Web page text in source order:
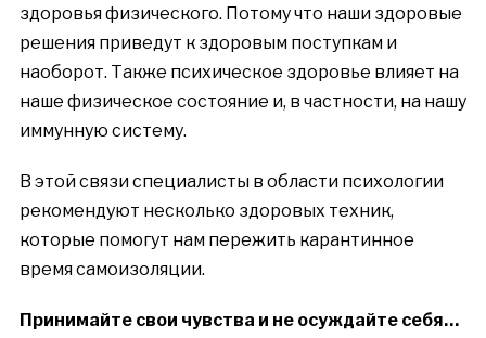
здоровья физического. Потому что наши здоровые
решения приведут к здоровым поступкам и
наоборот. Также психическое здоровье влияет на
наше физическое состояние и, в частности, на нашу
иммунную систему.
В этой связи специалисты в области психологии
рекомендуют несколько здоровых техник,
которые помогут нам пережить карантинное
время самоизоляции.
Принимайте свои чувства и не осуждайте себя…